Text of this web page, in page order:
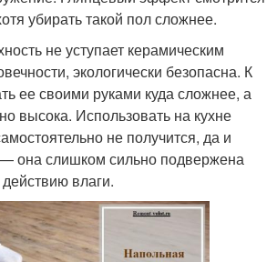
убирать такой пол сложнее.
не уступает керамическим
экологически безопасна. К
ее своими руками куда сложнее, а
высока. Использовать на кухне
не получится, да и
она слишком сильно подвержена
влаги.